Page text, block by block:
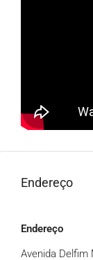
Endereço
Endereço
Avenida Delfim